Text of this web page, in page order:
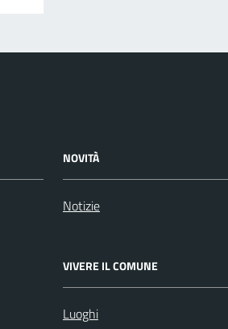
NOVITÀ
Notizie
VIVERE IL COMUNE
Luoghi